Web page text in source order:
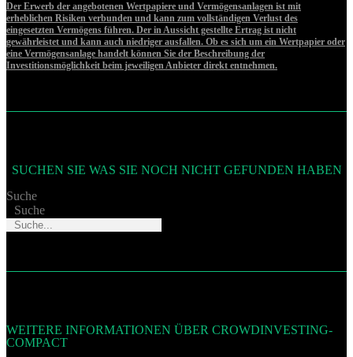
Der Erwerb der angebotenen Wertpapiere und Vermögensanlagen ist mit
erheblichen Risiken verbunden und kann zum vollständigen Verlust des
eingesetzten Vermögens führen. Der in Aussicht gestellte Ertrag ist nicht
gewährleistet und kann auch niedriger ausfallen. Ob es sich um ein Wertpapier oder
eine Vermögensanlage handelt können Sie der Beschreibung der
Investitionsmöglichkeit beim jeweiligen Anbieter direkt entnehmen.
SUCHEN SIE WAS SIE NOCH NICHT GEFUNDEN HABEN
Suche
Suche
WEITERE INFORMATIONEN ÜBER CROWDINVESTING-
COMPACT